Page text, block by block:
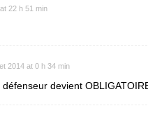
22 h 51 min
2014 at 0 h 34 min
devient